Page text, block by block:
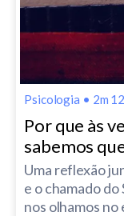
Psicologia • 2m
Por que às
sabemos
Uma reflexão
e o chamado do
nos olhamos no